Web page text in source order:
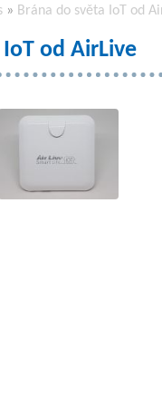
» Brána do světa IoT od
od AirLive